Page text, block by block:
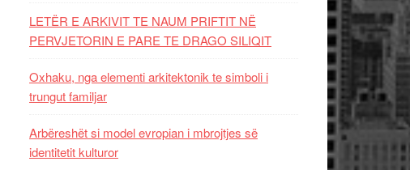
LETËR E ARKIVIT TE NAUM PRIFTIT NË
PERVJETORIN E PARE TE DRAGO SILIQIT
Oxhaku, nga elementi arkitektonik te simboli i
trungut familjar
Arbëreshët si model evropian i mbrojtjes së
identitetit kulturor